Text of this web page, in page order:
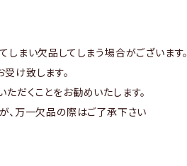
まい欠品してしまう場合がございます。
け致します。
だくことをお勧めいたします。
、万一欠品の際はご了承下さい